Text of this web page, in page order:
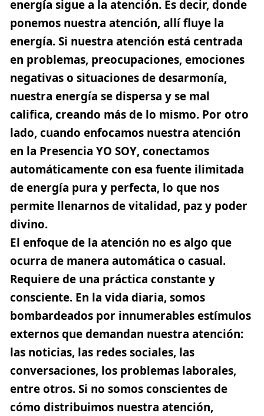
energía sigue a la atención. Es decir, donde
ponemos nuestra atención, allí fluye la
energía. Si nuestra atención está centrada
en problemas, preocupaciones, emociones
negativas o situaciones de desarmonía,
nuestra energía se dispersa y se mal
califica, creando más de lo mismo. Por otro
lado, cuando enfocamos nuestra atención
en la Presencia YO SOY, conectamos
automáticamente con esa fuente ilimitada
de energía pura y perfecta, lo que nos
permite llenarnos de vitalidad, paz y poder
divino.
El enfoque de la atención no es algo que
ocurra de manera automática o casual.
Requiere de una práctica constante y
consciente. En la vida diaria, somos
bombardeados por innumerables estímulos
externos que demandan nuestra atención:
las noticias, las redes sociales, las
conversaciones, los problemas laborales,
entre otros. Si no somos conscientes de
cómo distribuimos nuestra atención,